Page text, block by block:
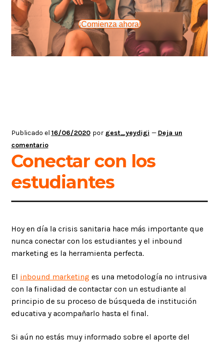
¡Comienza ahora!
Publicado el 16/06/2020 por gest_yeydigi — Deja un
comentario
Conectar con los
estudiantes
Hoy en día la crisis sanitaria hace más importante que
nunca conectar con los estudiantes y el inbound
marketing es la herramienta perfecta.
El inbound marketing es una metodología no intrusiva
con la finalidad de contactar con un estudiante al
principio de su proceso de búsqueda de institución
educativa y acompañarlo hasta el final.
Si aún no estás muy informado sobre el aporte del